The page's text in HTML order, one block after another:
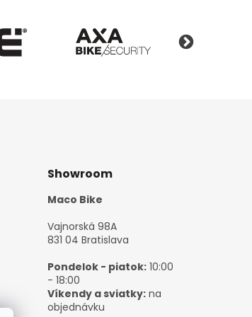
Showroom
Maco Bike
Vajnorská 98A
831 04 Bratislava
Pondelok - piatok: 10:00
- 18:00
Víkendy a sviatky: na
objednávku